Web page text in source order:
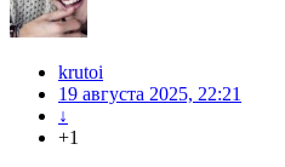
krutoi
19 августа 2025, 22:21
↓
+1